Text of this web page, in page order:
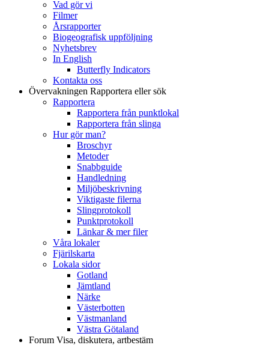
Vad gör vi
Filmer
Årsrapporter
Biogeografisk uppföljning
Nyhetsbrev
In English
Butterfly Indicators
Kontakta oss
Övervakningen Rapportera eller sök
Rapportera
Rapportera från punktlokal
Rapportera från slinga
Hur gör man?
Broschyr
Metoder
Snabbguide
Handledning
Miljöbeskrivning
Viktigaste filerna
Slingprotokoll
Punktprotokoll
Länkar & mer filer
Våra lokaler
Fjärilskarta
Lokala sidor
Gotland
Jämtland
Närke
Västerbotten
Västmanland
Västra Götaland
Forum Visa, diskutera, artbestäm